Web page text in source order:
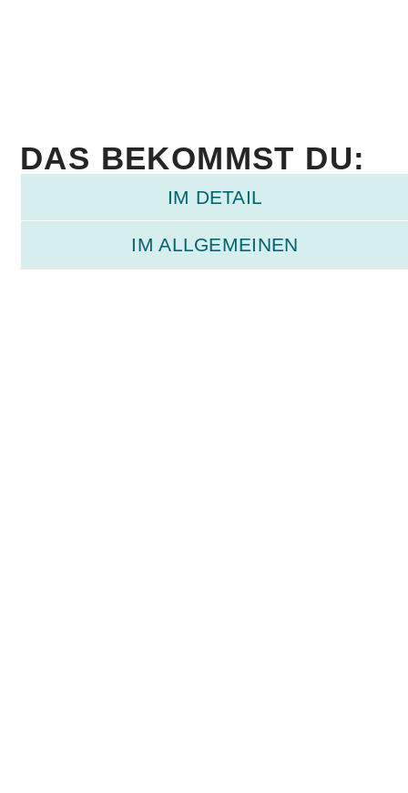
DAS BEKOMMST DU:
IM DETAIL
IM ALLGEMEINEN